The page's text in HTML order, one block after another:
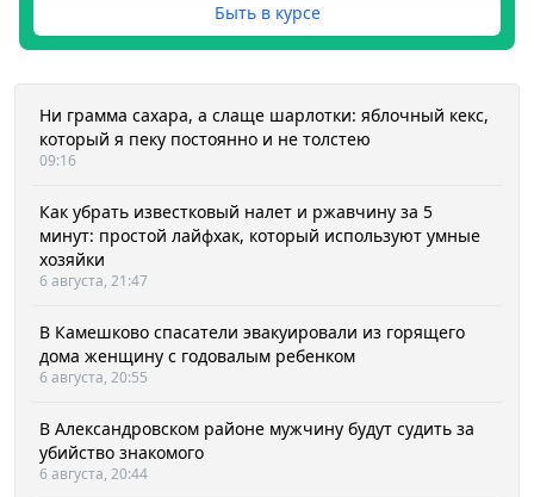
Быть в курсе
Ни грамма сахара, а слаще шарлотки: яблочный кекс,
который я пеку постоянно и не толстею
09:16
Как убрать известковый налет и ржавчину за 5
минут: простой лайфхак, который используют умные
хозяйки
6 августа, 21:47
В Камешково спасатели эвакуировали из горящего
дома женщину с годовалым ребенком
6 августа, 20:55
В Александровском районе мужчину будут судить за
убийство знакомого
6 августа, 20:44